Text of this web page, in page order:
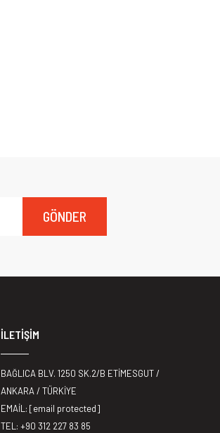
GÖNDER
İLETİŞİM
BAĞLICA BLV. 1250 SK.2/B ETİMESGUT /
ANKARA / TÜRKİYE
EMAİL: [email protected]
TEL: +90 312 227 83 85